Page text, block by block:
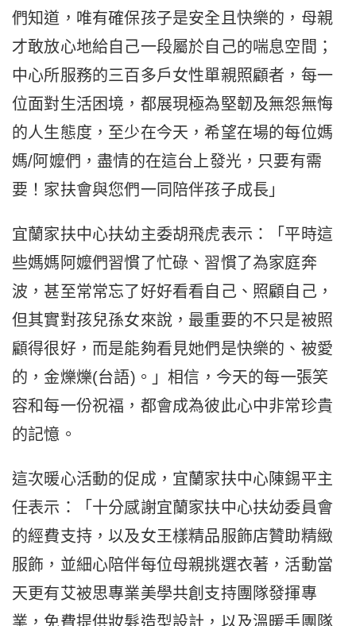
們知道，唯有確保孩子是安全且快樂的，母親
才敢放心地給自己一段屬於自己的喘息空間；
中心所服務的三百多戶女性單親照顧者，每一
位面對生活困境，都展現極為堅韌及無怨無悔
的人生態度，至少在今天，希望在場的每位媽
媽/阿嬤們，盡情的在這台上發光，只要有需
要！家扶會與您們一同陪伴孩子成長」
宜蘭家扶中心扶幼主委胡飛虎表示：「平時這
些媽媽阿嬤們習慣了忙碌、習慣了為家庭奔
波，甚至常常忘了好好看看自己、照顧自己，
但其實對孩兒孫女來說，最重要的不只是被照
顧得很好，而是能夠看見她們是快樂的、被愛
的，金爍爍(台語)。」相信，今天的每一張笑
容和每一份祝福，都會成為彼此心中非常珍貴
的記憶。
這次暖心活動的促成，宜蘭家扶中心陳錫平主
任表示：「十分感謝宜蘭家扶中心扶幼委員會
的經費支持，以及女王樣精品服飾店贊助精緻
服飾，並細心陪伴每位母親挑選衣著，活動當
天更有艾被思專業美學共創支持團隊發揮專
業，免費提供妝髮造型設計，以及溫暖手團隊